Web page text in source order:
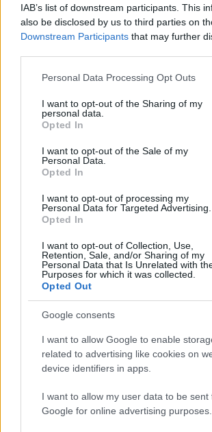
IAB’s list of downstream participants. This
also be disclosed by us to third parties on
Downstream Participants that may further
Please note that this website/app uses one
not limited to your visit or usage behaviour.
grant or deny consent to Google and its
use your data for below specified purposes
consent section.
Personal Data Processing Opt Outs
I want to opt-out of the Sharing of my
personal data.
Opted In
I want to opt-out of the Sale of my
Personal Data.
Opted In
I want to opt-out of processing my
Personal Data for Targeted Advertising.
Opted In
I want to opt-out of Collection, Use,
Retention, Sale, and/or Sharing of my
Personal Data that Is Unrelated with
Purposes for which it was collected.
Opted Out
Google consents
I want to allow Google to enable
related to advertising like cookies on
device identifiers in apps.
I want to allow my user data to be sent
Google for online advertising purposes.
Hadjarde Red Bullen el tercer
quien estuvo bajo investigación por
pilotos
campeonato de pilotos
unidades
saltó al segundo lugar en la
mientras queGeorge Russellde
tercer puesto.